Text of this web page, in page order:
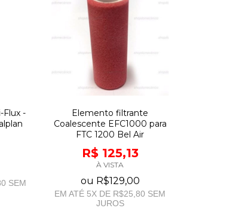
-
SEM
Elemento filtrante
Coalescente EFC1000 para
FTC 1200 Bel Air
R$ 125,13
À VISTA
ou R$129,00
EM ATÉ 5X DE R$25,80 SEM
JUROS